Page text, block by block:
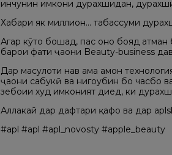
инчунин имкони дурахшидан,
Хабари як миллион... табассуми
Агар кӯтоҳ бошад, пас онҳо бояд
барои фатҳи ҷаҳони Beauty-business
Дар маҳсулоти нав ҳама ҳамон
ҷаҳони сабукӣ ва нигоҳубин бо часбҳо
зебоии худ имконият диҳед, ки
Аллакай дар дафтари қафо ва дар
#apl #apl #apl_novosty #apple_beauty